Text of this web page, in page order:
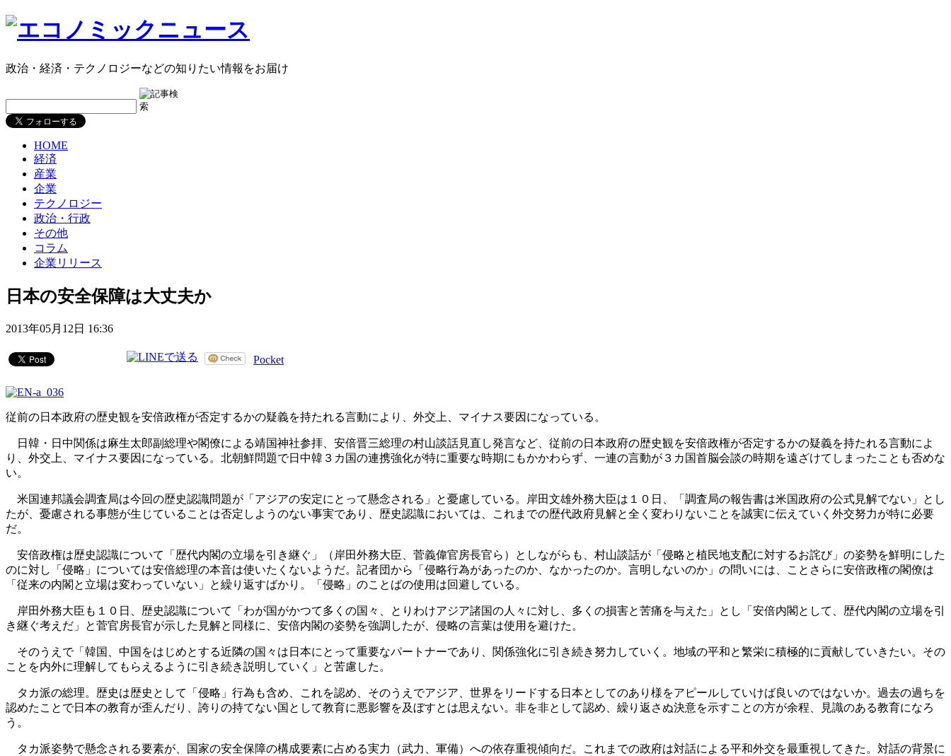
政治・経済・テクノロジーなどの知りたい情報をお届け
HOME
経済
産業
企業
テクノロジー
政治・行政
その他
コラム
企業リリース
日本の安全保障は大丈夫か
2013年05月12日 16:36
Pocket
従前の日本政府の歴史観を安倍政権が否定するかの疑義を持たれる言動により、外交上、マイナス要因になっている。
日韓・日中関係は麻生太郎副総理や閣僚による靖国神社参拝、安倍晋三総理の村山談話見直し発言など、従前の日本政府の歴史観を安倍政権が否定するかの疑義を持たれる言動によ
り、外交上、マイナス要因になっている。北朝鮮問題で日中韓３カ国の連携強化が特に重要な時期にもかかわらず、一連の言動が３カ国首脳会談の時期を遠ざけてしまったことも否めな
い。
米国連邦議会調査局は今回の歴史認識問題が「アジアの安定にとって懸念される」と憂慮している。岸田文雄外務大臣は１０日、「調査局の報告書は米国政府の公式見解でない」とし
たが、憂慮される事態が生じていることは否定しようのない事実であり、歴史認識においては、これまでの歴代政府見解と全く変わりないことを誠実に伝えていく外交努力が特に必要
だ。
安倍政権は歴史認識について「歴代内閣の立場を引き継ぐ」（岸田外務大臣、菅義偉官房長官ら）としながらも、村山談話が「侵略と植民地支配に対するお詫び」の姿勢を鮮明にした
のに対し「侵略」については安倍総理の本音は使いたくないようだ。記者団から「侵略行為があったのか、なかったのか。言明しないのか」の問いには、ことさらに安倍政権の閣僚は
「従来の内閣と立場は変わっていない」と繰り返すばかり。「侵略」のことばの使用は回避している。
岸田外務大臣も１０日、歴史認識について「わが国がかつて多くの国々、とりわけアジア諸国の人々に対し、多くの損害と苦痛を与えた」とし「安倍内閣として、歴代内閣の立場を引
き継ぐ考えだ」と菅官房長官が示した見解と同様に、安倍内閣の姿勢を強調したが、侵略の言葉は使用を避けた。
そのうえで「韓国、中国をはじめとする近隣の国々は日本にとって重要なパートナーであり、関係強化に引き続き努力していく。地域の平和と繁栄に積極的に貢献していきたい。その
ことを内外に理解してもらえるように引き続き説明していく」と苦慮した。
タカ派の総理。歴史は歴史として「侵略」行為も含め、これを認め、そのうえでアジア、世界をリードする日本としてのあり様をアピールしていけば良いのではないか。過去の過ちを
認めたことで日本の教育が歪んだり、誇りの持てない国として教育に悪影響を及ぼすとは思えない。非を非として認め、繰り返さぬ決意を示すことの方が余程、見識のある教育になろ
う。
タカ派姿勢で懸念される要素が、国家の安全保障の構成要素に占める実力（武力、軍備）への依存重視傾向だ。これまでの政府は対話による平和外交を最重視してきた。対話の背景に